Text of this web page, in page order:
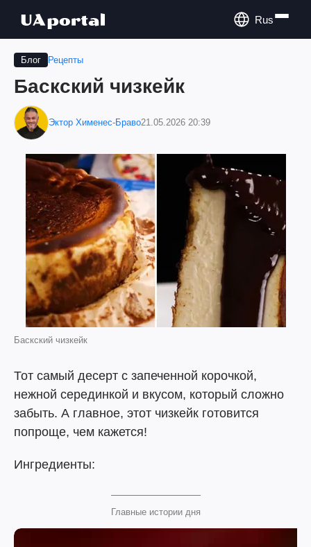
Rus
Блог Рецепты
Баскский чизкейк
Эктор Хименес-Браво21.05.2026 20:39
Баскский чизкейк
Тот самый десерт с запеченной корочкой,
нежной серединкой и вкусом, который сложно
забыть. А главное, этот чизкейк готовится
попроще, чем кажется!
Ингредиенты:
Главные истории дня